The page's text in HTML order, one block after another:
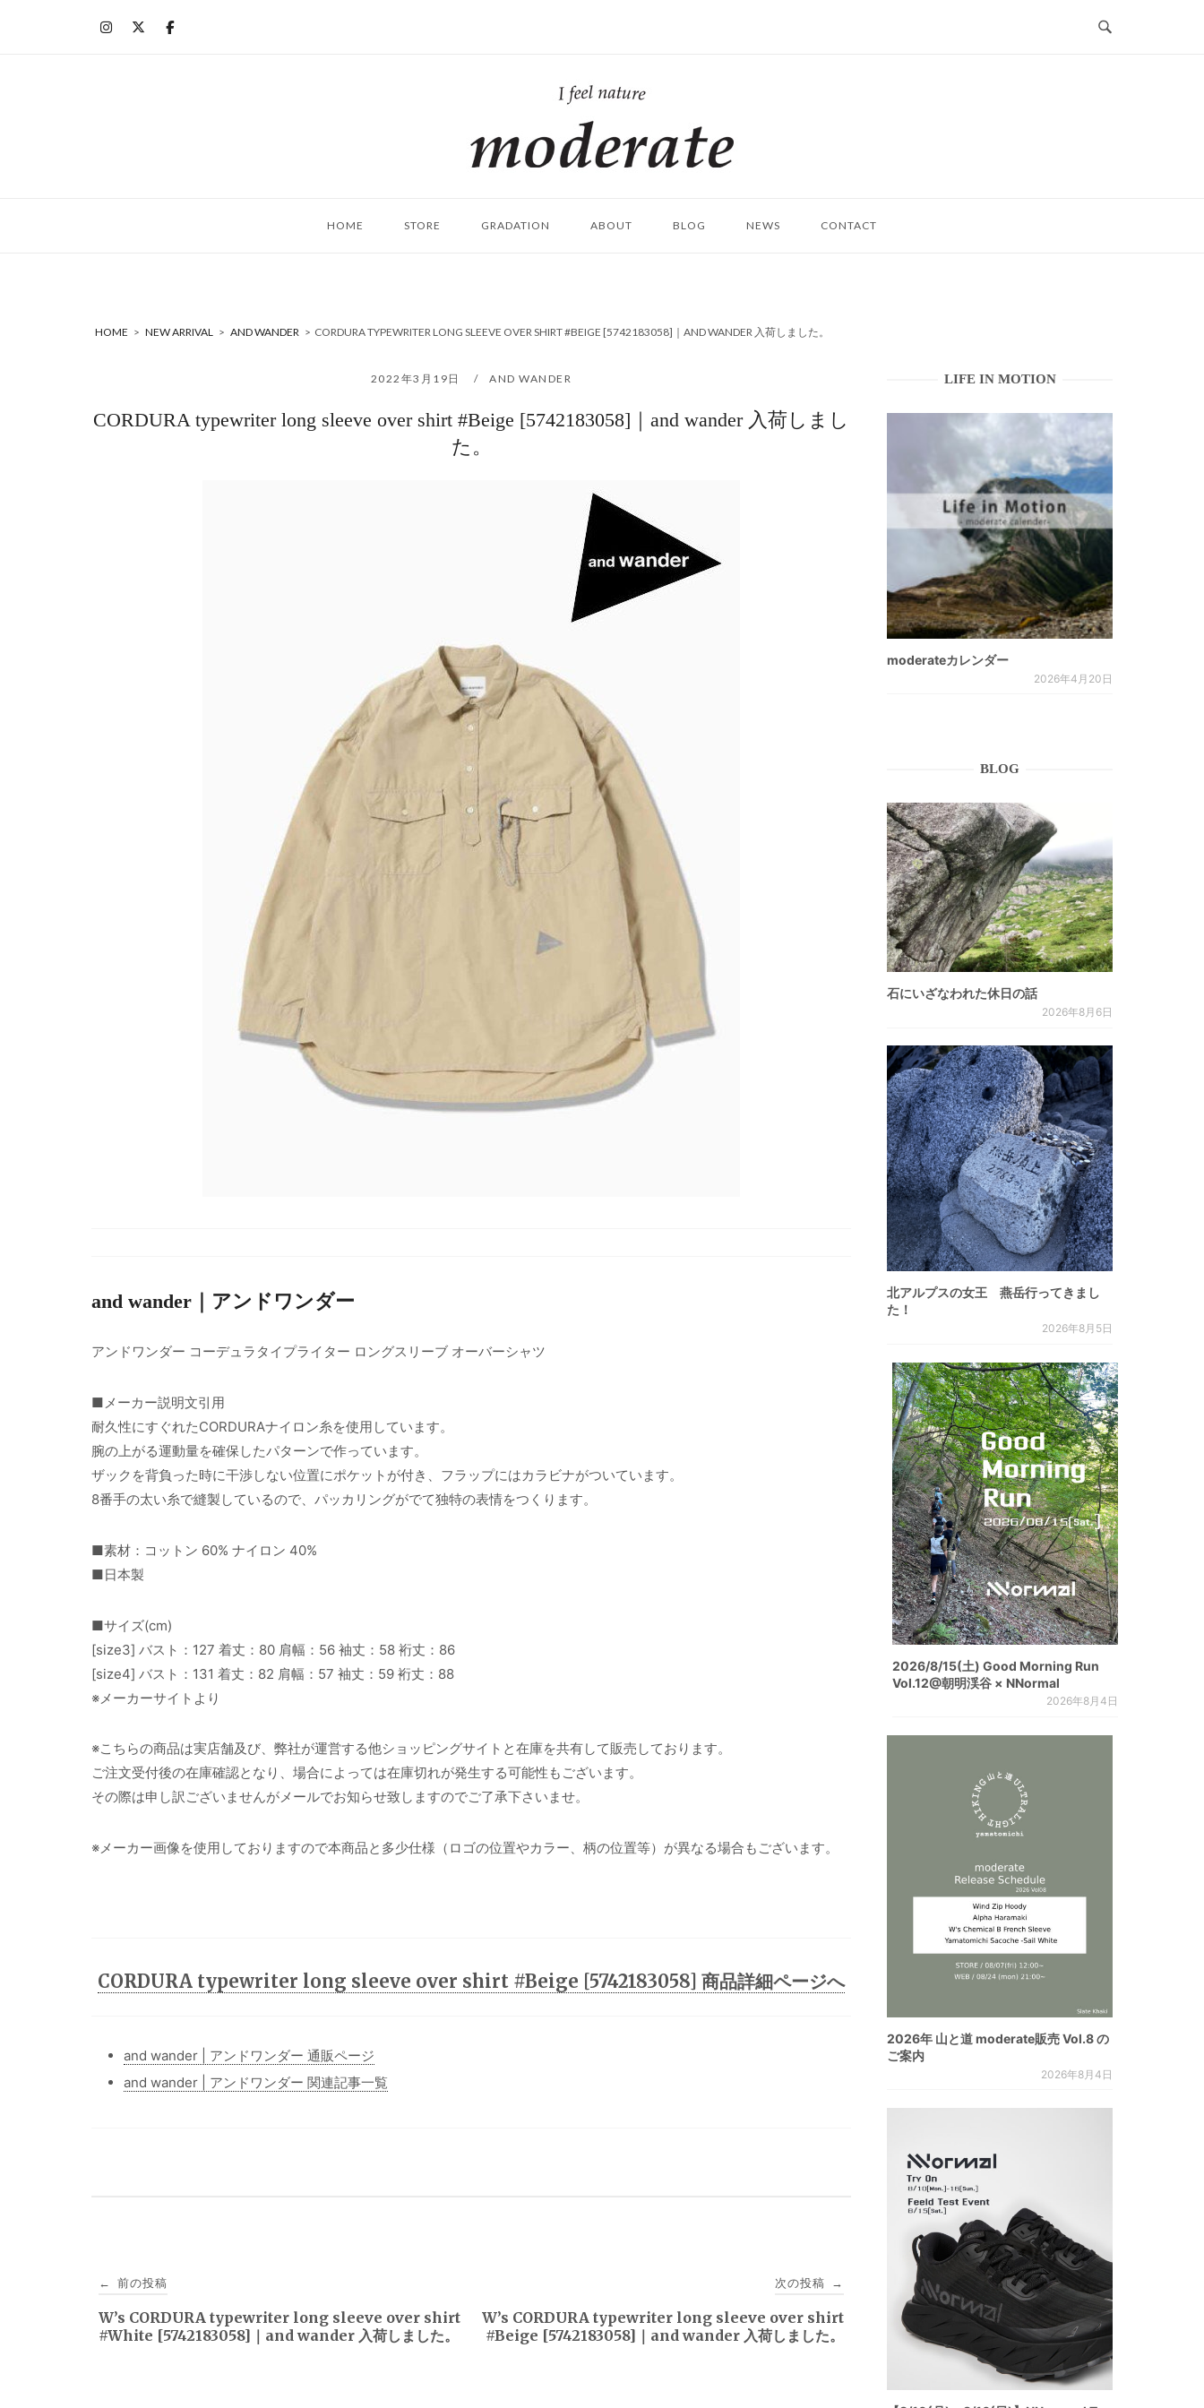
ム
HOME STORE GRADATION ABOUT BLOG NEWS CONTACT
HOME > NEW ARRIVAL > AND WANDER > CORDURA TYPEWRITER LONG SLEEVE OVER SHIRT #BEIGE [5742183058]｜AND WANDER 入荷しました。
2022年3月19日 AND WANDER
CORDURA typewriter long sleeve over shirt #Beige [5742183058]｜and wander 入荷しまし
た。
and wander｜アンドワンダー
アンドワンダー コーデュラタイプライター ロングスリーブ オーバーシャツ
■メーカー説明文引用
耐久性にすぐれたCORDURAナイロン糸を使用しています。
腕の上がる運動量を確保したパターンで作っています。
ザックを背負った時に干渉しない位置にポケットが付き、フラップにはカラビナがついています。
8番手の太い糸で縫製しているので、パッカリングがでて独特の表情をつくります。
■素材：コットン 60% ナイロン 40%
■日本製
■サイズ(cm)
[size3] バスト：127 着丈：80 肩幅：56 袖丈：58 裄丈：86
[size4] バスト：131 着丈：82 肩幅：57 袖丈：59 裄丈：88
※メーカーサイトより
※こちらの商品は実店舗及び、弊社が運営する他ショッピングサイトと在庫を共有して販売しております。
ご注文受付後の在庫確認となり、場合によっては在庫切れが発生する可能性もございます。
その際は申し訳ございませんがメールでお知らせ致しますのでご了承下さいませ。
※メーカー画像を使用しておりますので本商品と多少仕様（ロゴの位置やカラー、柄の位置等）が異なる場合もございます。
CORDURA typewriter long sleeve over shirt #Beige [5742183058] 商品詳細ページへ
and wander | アンドワンダー 通販ページ
and wander | アンドワンダー 関連記事一覧
稿
ナ
← 前の投稿
W’s CORDURA typewriter long sleeve over shirt
#White [5742183058]｜and wander 入荷しました。
次の投稿 →
W’s CORDURA typewriter long sleeve over shirt
#Beige [5742183058]｜and wander 入荷しました。
LIFE IN MOTION
moderateカレンダー
2026年4月20日
BLOG
石にいざなわれた休日の話
2026年8月6日
北アルプスの女王 燕岳行ってきまし
た！
2026年8月5日
2026/8/15(土) Good Morning Run
Vol.12@朝明渓谷 × NNormal
2026年8月4日
2026年 山と道 moderate販売 Vol.8 の
ご案内
2026年8月4日